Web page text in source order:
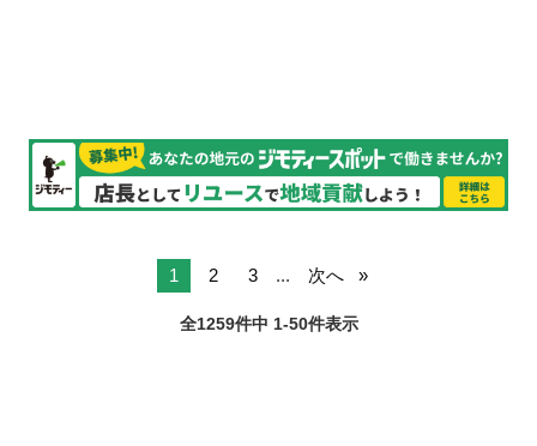
1 2 3 ... 次へ
全1259件中 1-50件表示